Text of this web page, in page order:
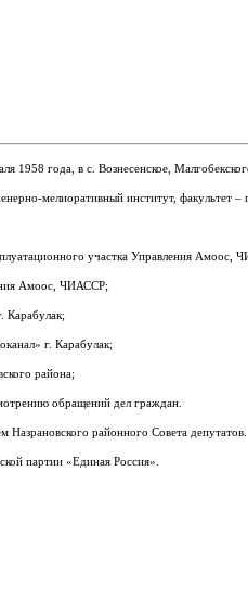
1958 года, в с.Вознесенское,
мелиоративный институт, факультет
участка Управления Амоос,
Амоос, ЧИАССР;
Карабулак;
г. Карабулак;
района;
обращений дел граждан.
Назрановского районного Совета депутатов.
партии «Единая Россия».